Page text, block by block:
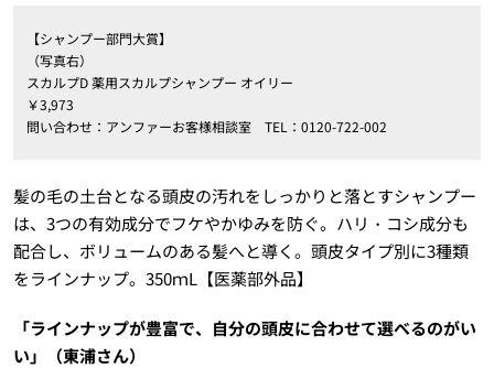
【シャンプー部門大賞】
（写真右）
スカルプD 薬用スカルプシャンプー オイリー
￥3,973
問い合わせ：アンファーお客様相談室 TEL：0120-722-002
髪の毛の土台となる頭皮の汚れをしっかりと落とすシャンプー
は、3つの有効成分でフケやかゆみを防ぐ。ハリ・コシ成分も
配合し、ボリュームのある髪へと導く。頭皮タイプ別に3種類
をラインナップ。350ｍL【医薬部外品】
「ラインナップが豊富で、自分の頭皮に合わせて選べるのがい
い」（東浦さん）